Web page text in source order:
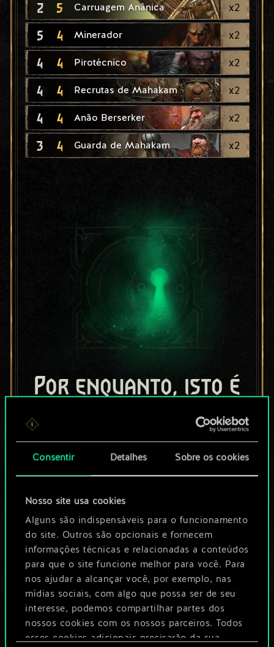
Consentir Detalhes Sobre os cookies
Nosso site usa cookies
Alguns são indispensáveis para o funcionamento
do site. Outros são opcionais e fornecem
informações técnicas e relacionadas a conteúdos
para que o site funcione melhor para você. Para
nos ajudar a alcançar você, por exemplo, nas
mídias sociais, com algo que possa ser de seu
interesse, podemos compartilhar partes dos
nossos cookies com os nossos parceiros. Todos
esses cookies adicionais precisarão da sua
2 5 Carruagem Anânica x2
5 4 Minerador x2
4 4 Pirotécnico x2
4 4 Recrutas de Mahakam x2
4 4 Anão Berserker x2
3 4 Guarda de Mahakam x2
Por enquanto, isto é
apenas um conjunto
de cartas
compartilhado.
No entanto, dá para
ser muito mais!
Dê um nome para este baralho e crie
um guia
Editar baralho